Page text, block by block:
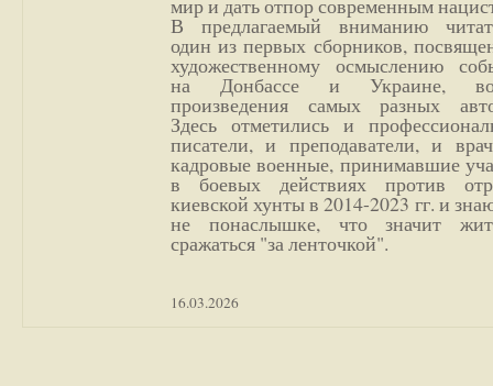
мир и дать отпор современным
В предлагаемый вниманию
один из первых сборников,
художественному осмыслению
на Донбассе и Украине,
произведения самых разных
Здесь отметились и
писатели, и преподаватели, и
кадровые военные, принимавшие
в боевых действиях против
киевской хунты в 2014-2023 гг. и
не понаслышке, что значит
сражаться "за ленточкой".
16.03.2026